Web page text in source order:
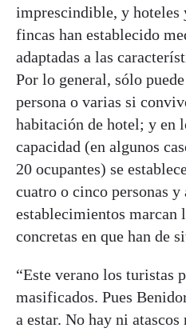
imprescindible, y hoteles
fincas han establecido
adaptadas a las
Por lo general, sólo
persona o varias si
habitación de hotel; y en
capacidad (en algunos
20 ocupantes) se
cuatro o cinco personas y
establecimientos marcan
concretas en que han de
“Este verano los turistas
masificados. Pues
a estar. No hay ni